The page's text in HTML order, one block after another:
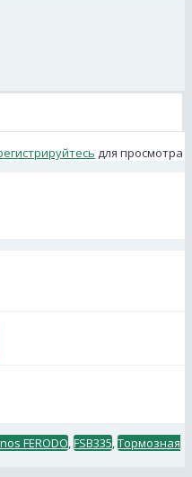
для просмотра
FERODO FSB335 Тормозная